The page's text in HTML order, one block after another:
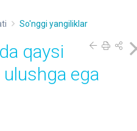
So'nggi yangiliklar
qaysi
ega